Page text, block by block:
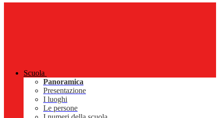
Scuola
Panoramica
Presentazione
I luoghi
Le persone